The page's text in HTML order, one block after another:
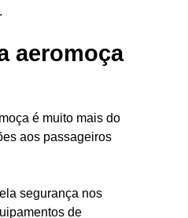
aeromoça
é muito mais do
aos passageiros
segurança nos
de